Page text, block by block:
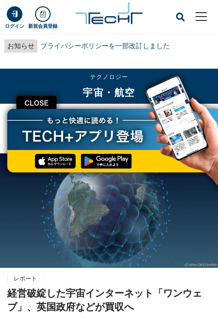
ログイン 新規会員登録
お知らせ プライバシーポリシーを一部改訂しました
CLOSE
テクノロジー
宇宙・航空
TECH+ テクノロジー
宇宙・航空
経営破綻した宇宙インターネット「ワンウェブ」、英国政府などが買収へ
レポート
経営破綻した宇宙インターネット「ワンウェ
ブ」、英国政府などが買収へ